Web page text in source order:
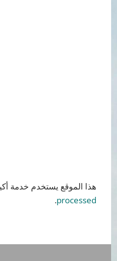
هذا الموقع يستخدم خدمة
processed
.